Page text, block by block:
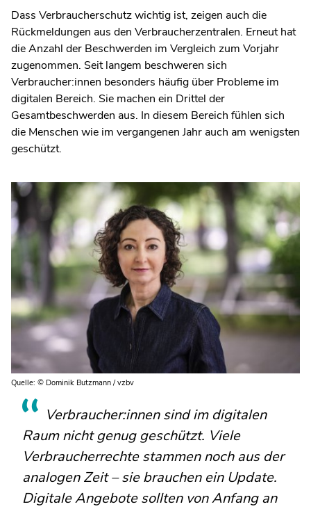
Dass Verbraucherschutz wichtig ist, zeigen auch die
Rückmeldungen aus den Verbraucherzentralen. Erneut hat
die Anzahl der Beschwerden im Vergleich zum Vorjahr
zugenommen. Seit langem beschweren sich
Verbraucher:innen besonders häufig über Probleme im
digitalen Bereich. Sie machen ein Drittel der
Gesamtbeschwerden aus. In diesem Bereich fühlen sich
die Menschen wie im vergangenen Jahr auch am wenigsten
geschützt.
Quelle: © Dominik Butzmann / vzbv
Verbraucher:innen sind im digitalen
Raum nicht genug geschützt. Viele
Verbraucherrechte stammen noch aus der
analogen Zeit – sie brauchen ein Update.
Digitale Angebote sollten von Anfang an